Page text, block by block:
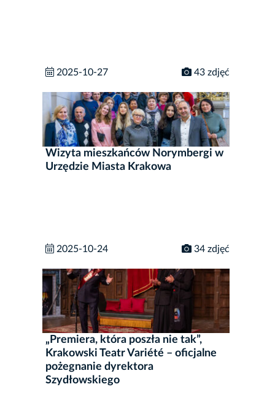
2025-10-27 43 zdjęć
Wizyta mieszkańców Norymbergi w
Urzędzie Miasta Krakowa
2025-10-24 34 zdjęć
„Premiera, która poszła nie tak”,
Krakowski Teatr Variété – oficjalne
pożegnanie dyrektora
Szydłowskiego